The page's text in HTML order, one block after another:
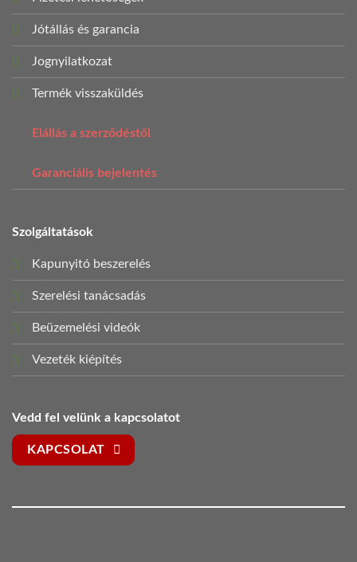
Jótállás és garancia
Jognyilatkozat
Termék visszaküldés
Elállás a szerződéstől
Garanciális bejelentés
Szolgáltatások
Kapunyitó beszerelés
Szerelési tanácsadás
Beüzemelési videók
Vezeték kiépítés
Vedd fel velünk a kapcsolatot
KAPCSOLAT